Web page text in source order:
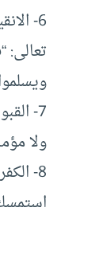
6-
7-
ولا
8-